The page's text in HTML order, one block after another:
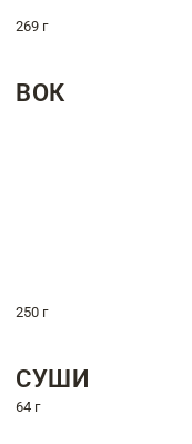
269 г
ВОК
250 г
СУШИ
64 г